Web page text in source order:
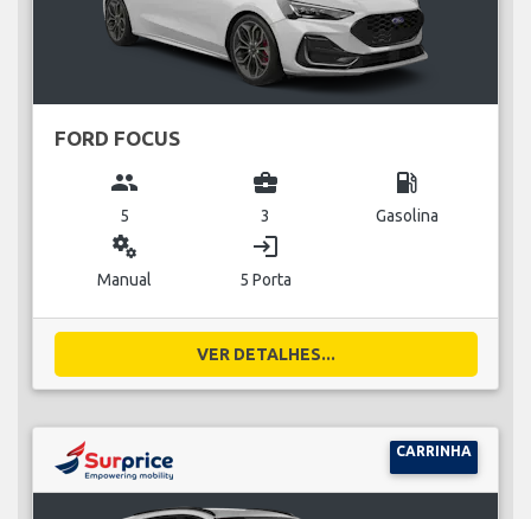
FORD FOCUS
group
5
business_center
3
local_gas_station
Gasolina
miscellaneous_services
Manual
login
5 Porta
VER DETALHES...
CARRINHA